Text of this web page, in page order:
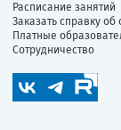
Расписание занятий
Заказать справку об
Платные
Сотрудничество